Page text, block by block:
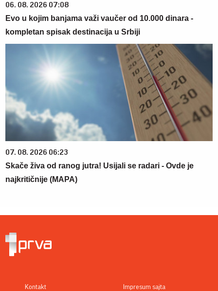
06. 08. 2026 07:08
Evo u kojim banjama važi vaučer od 10.000 dinara -
kompletan spisak destinacija u Srbiji
07. 08. 2026 06:23
Skače živa od ranog jutra! Usijali se radari - Ovde je
najkritičnije (MAPA)
Kontakt Impresum sajta